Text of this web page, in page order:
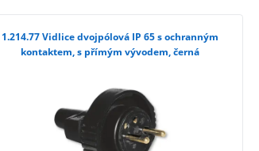
1.214.77 Vidlice dvojpólová IP 65 s ochranným
kontaktem, s přímým vývodem, černá